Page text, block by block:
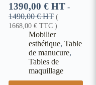
1390,00 € HT -
1490,00€HT (
1668,00 € TTC )
Mobilier
esthétique, Table
de manucure,
Tables de
maquillage